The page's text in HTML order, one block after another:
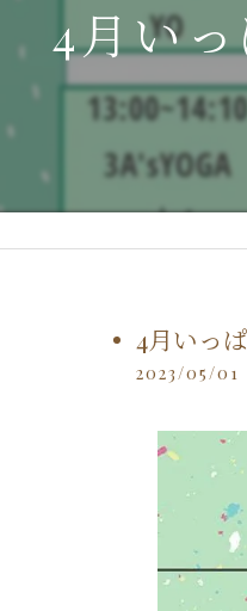
4月い
4月いっ
2023/05/01